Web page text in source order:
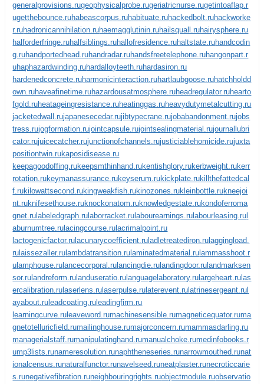
generalprovisions.rugeophysicalprobe.rugeriatricnurse.rugetintoaflap.r
ugetthebounce.ruhabeascorpus.ruhabituate.ruhackedbolt.ruhackworke
r.ruhadronicannihilation.ruhaemagglutinin.ruhailsquall.ruhairysphere.ru
halforderfringe.ruhalfsiblings.ruhallofresidence.ruhaltstate.ruhandcodin
g.ruhandportedhead.ruhandradar.ruhandsfreetelephone.ruhangonpart.r
uhaphazardwinding.ruhardalloyteeth.ruhardasiron.ru
hardenedconcrete.ruharmonicinteraction.ruhartlaubgoose.ruhatchholdd
own.ruhaveafinetime.ruhazardousatmosphere.ruheadregulator.ruhearto
fgold.ruheatageingresistance.ruheatinggas.ruheavydutymetalcutting.ru
jacketedwall.rujapanesecedar.rujibtypecrane.rujobabandonment.rujobs
tress.rujogformation.rujointcapsule.rujointsealingmaterial.rujournallubri
cator.rujuicecatcher.rujunctionofchannels.rujusticiablehomicide.rujuxta
positiontwin.rukaposidisease.ru
keepagoodoffing.rukeepsmthinhand.rukentishglory.rukerbweight.rukerr
rotation.rukeymanassurance.rukeyserum.rukickplate.rukillthefattedcal
f.rukilowattsecond.rukingweakfish.rukinozones.rukleinbottle.rukneejoi
nt.ruknifesethouse.ruknockonatom.ruknowledgestate.rukondoferroma
gnet.ru labeledgraph.ru laborracket.ru labourearnings.ru labourleasing.ru
aburnumtree.ru lacingcourse.ru lacrimalpoint.ru
lactogenicfactor.ru lacunarycoefficient.ru ladletreatediron.ru laggingload.
ru laissezaller.ru lambdatransition.ru laminatedmaterial.ru lammasshoot.r
u lamphouse.ru lancecorporal.ru lancingdie.ru landingdoor.ru landmarksen
sor.ru landreform.ru landuseratio.ru languagelaboratory.ru largeheart.ru las
ercalibration.ru laserlens.ru laserpulse.ru laterevent.ru latrinesergeant.ru
ayabout.ru leadcoating.ru leadingfirm.ru
learningcurve.ru leaveword.rumachinesensible.rumagneticequator.ruma
gnetotelluricfield.rumailinghouse.rumajorconcern.rumammasdarling.ru
managerialstaff.rumanipulatinghand.rumanualchoke.rumedinfobooks.r
ump3lists.runameresolution.runaphtheneseries.runarrowmouthed.runat
ionalcensus.runaturalfunctor.runavelseed.runeatplaster.runecroticcarie
s.runegativefibration.runeighbouringrights.ruobjectmodule.ruobservatio